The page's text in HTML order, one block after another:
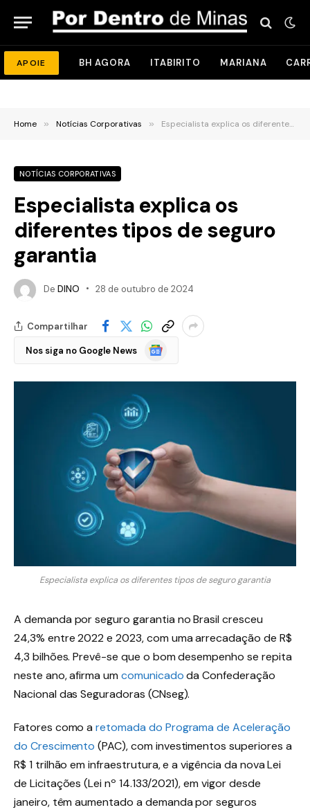
APOIE BH AGORA ITABIRITO MARIANA
Home » Notícias Corporativas » Especialista explica os diferentes tipos de seguro garantia
NOTÍCIAS CORPORATIVAS
Especialista explica os
diferentes tipos de seguro
garantia
De DINO 28 de outubro de 2024
Compartilhar
Nos siga no Google News
Google
Notícias
Especialista explica os diferentes tipos de seguro garantia
A demanda por seguro garantia no Brasil cresceu
24,3% entre 2022 e 2023, com uma arrecadação de R$
4,3 bilhões. Prevê-se que o bom desempenho se repita
neste ano, afirma um comunicadoda Confederação
Nacional das Seguradoras (CNseg).
Fatores como aretomada do Programa de Aceleração
do Crescimento (PAC), com investimentos superiores a
R$ 1 trilhão em infraestrutura, e a vigência da nova Lei
de Licitações (Lei nº 14.133/2021), em vigor desde
janeiro, têm aumentado a demanda por seguros